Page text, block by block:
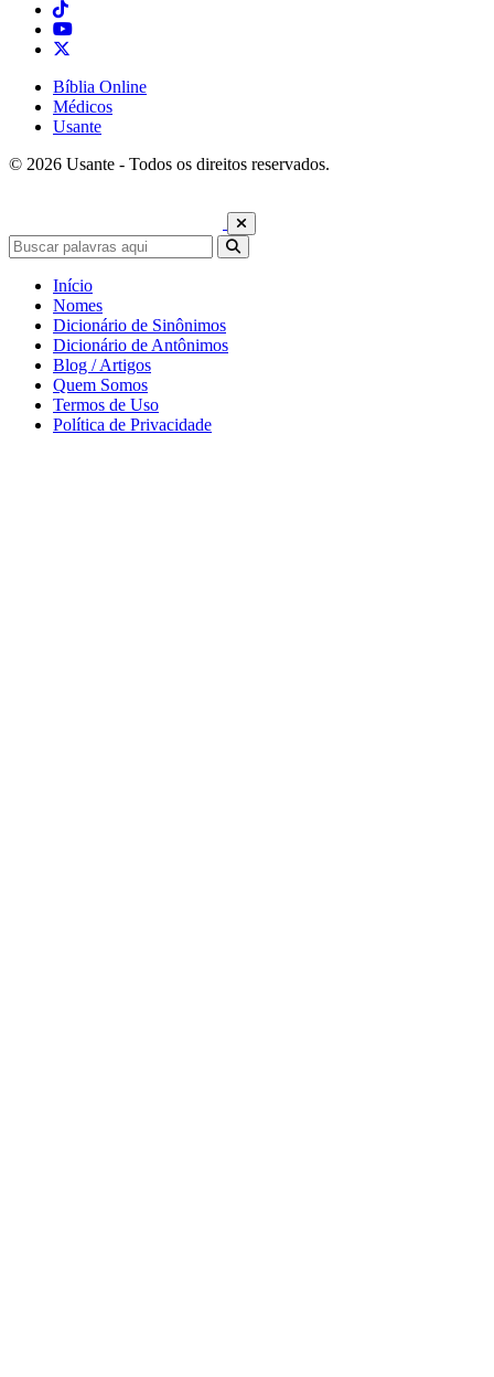
Bíblia Online
Médicos
Usante
© 2026 Usante - Todos os direitos reservados.
Início
Nomes
Dicionário de Sinônimos
Dicionário de Antônimos
Blog / Artigos
Quem Somos
Termos de Uso
Política de Privacidade